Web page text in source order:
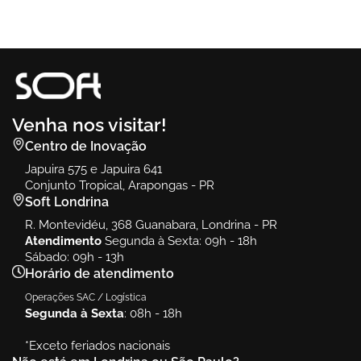
Venha nos visitar!
Centro de Inovação
Japuira 575 e Japuira 641
Conjunto Tropical, Arapongas - PR
Soft Londrina
R. Montevidéu, 368 Guanabara, Londrina - PR
Atendimento Segunda à Sexta: 09h - 18h
Sábado: 09h - 13h
Horário de atendimento
Operações SAC / Logística
Segunda à Sexta: 08h - 18h
*Exceto feriados nacionais